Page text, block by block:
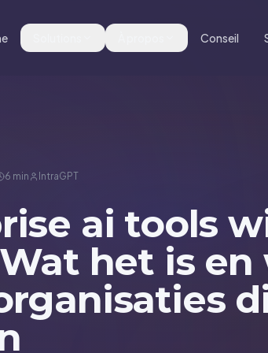
Conseil
6 min IntraGPT
ai tools
het is en